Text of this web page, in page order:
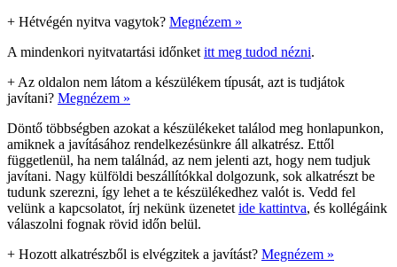
+ Hétvégén nyitva vagytok? Megnézem »
A mindenkori nyitvatartási időnket itt meg tudod nézni.
+ Az oldalon nem látom a készülékem típusát, azt is tudjátok
javítani? Megnézem »
Döntő többségben azokat a készülékeket találod meg honlapunkon,
amiknek a javításához rendelkezésünkre áll alkatrész. Ettől
függetlenül, ha nem találnád, az nem jelenti azt, hogy nem tudjuk
javítani. Nagy külföldi beszállítókkal dolgozunk, sok alkatrészt be
tudunk szerezni, így lehet a te készülékedhez valót is. Vedd fel
velünk a kapcsolatot, írj nekünk üzenetet ide kattintva, és kollégáink
válaszolni fognak rövid időn belül.
+ Hozott alkatrészből is elvégzitek a javítást? Megnézem »